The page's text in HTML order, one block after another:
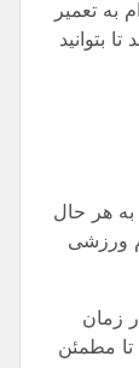
به تعمیر
بتوانید
هر حال
ورزشی
زمان
تا مطمئن